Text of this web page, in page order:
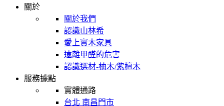
關於
關於我們
認識山林希
愛上實木家具
遠離甲醛的危害
認識選材-柚木/紫檀木
服務據點
實體通路
台北 南昌門市